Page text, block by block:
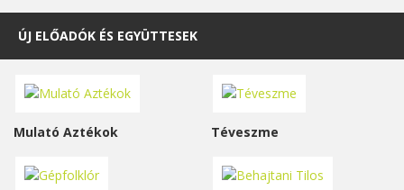
ÚJ ELŐADÓK ÉS EGYÜTTESEK
Mulató Aztékok Téveszme